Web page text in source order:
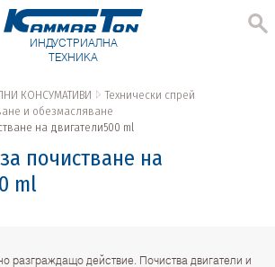
ИНДУСТРИАЛНА
ТЕХНИКА
КОНСУМАТИВИ
Технически спрей
и обезмасляване
на двигатели500 ml
почистване на
ml
разграждащо действие. Почиства двигатели и